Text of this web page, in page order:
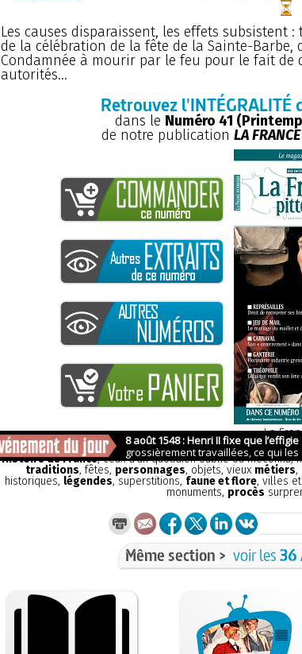
Les causes disparaissent, les effets subsistent
de la célébration de la fête de la Sainte-Barbe,
Condamnée à mourir par le feu pour le fait de
autorités...
Retrouvez l'INTÉGRALITÉ
dans le Numéro 41
de notre publication LA
La
La France pittoresque est une publicationsans publicitéet
Histoire de France, ceux d'un quotidien oublié ou méconnu,
traditions, fêtes, personnages, objets, vieux métiers,
historiques, légendes, superstitions, faune et flore, villes
monuments, procès
Même section > voir les36